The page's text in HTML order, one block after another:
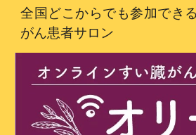
全国どこからでも参加でき
がん患者サロン